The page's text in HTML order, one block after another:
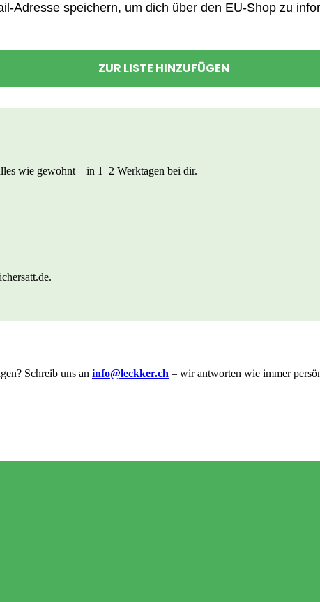
Adresse speichern, um dich über den EU-Shop zu
ZUR LISTE HINZUFÜGEN
wie gewohnt – in 1–2 Werktagen bei dir.
Schreib uns an info@leckker.ch – wir antworten wie immer